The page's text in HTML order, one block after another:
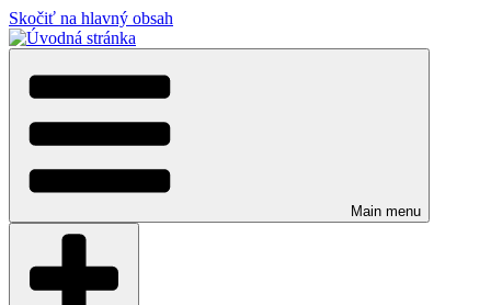
Skočiť na hlavný obsah
Main menu